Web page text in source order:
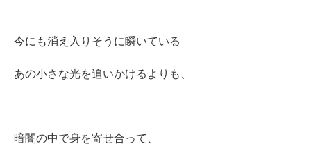
今にも消え入りそうに瞬いている
あの小さな光を追いかけるよりも、
暗闇の中で身を寄せ合って、